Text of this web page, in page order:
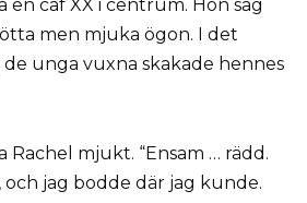
en caf XX i centrum. Hon såg
men mjuka ögon. I det
unga vuxna skakade hennes
Rachel mjukt. “Ensam … rädd.
och jag bodde där jag kunde.